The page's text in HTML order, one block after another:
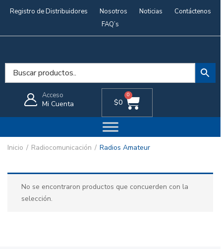
Registro de Distribuidores Nosotros Noticias
Contáctenos
FAQ’s
Acceso
Mi Cuenta $0
0
Inicio Radiocomunicación Radios Amateur
No se encontraron productos que concuerden con la
selección.